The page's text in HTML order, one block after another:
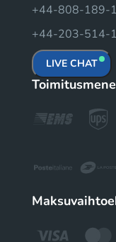
+44-808-189-
+44-203-514-
LIVE CHAT